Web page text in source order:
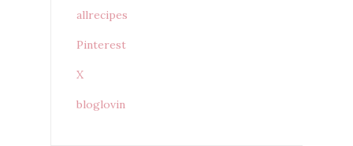
allrecipes
Pinterest
X
bloglovin